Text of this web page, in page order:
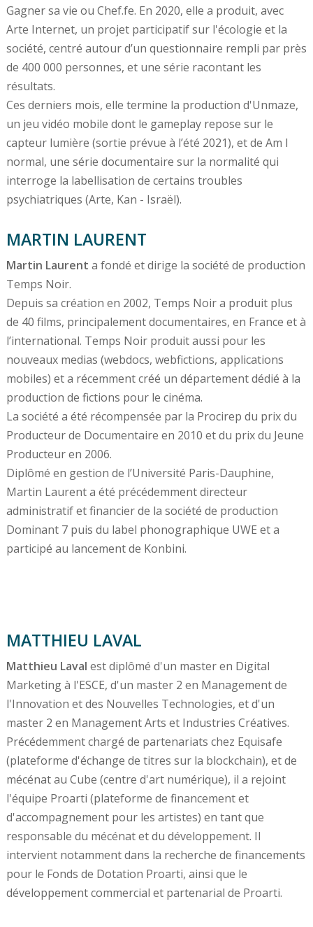
Gagner sa vie ou Chef.fe. En 2020, elle a produit, avec
Arte Internet, un projet participatif sur l'écologie et la
société, centré autour d’un questionnaire rempli par près
de 400 000 personnes, et une série racontant les
résultats.
Ces derniers mois, elle termine la production d'Unmaze,
un jeu vidéo mobile dont le gameplay repose sur le
capteur lumière (sortie prévue à l’été 2021), et de Am I
normal, une série documentaire sur la normalité qui
interroge la labellisation de certains troubles
psychiatriques (Arte, Kan - Israël).
MARTIN LAURENT
Martin Laurent a fondé et dirige la société de production
Temps Noir.
Depuis sa création en 2002, Temps Noir a produit plus
de 40 films, principalement documentaires, en France et à
l’international. Temps Noir produit aussi pour les
nouveaux medias (webdocs, webfictions, applications
mobiles) et a récemment créé un département dédié à la
production de fictions pour le cinéma.
La société a été récompensée par la Procirep du prix du
Producteur de Documentaire en 2010 et du prix du Jeune
Producteur en 2006.
Diplômé en gestion de l’Université Paris-Dauphine,
Martin Laurent a été précédemment directeur
administratif et financier de la société de production
Dominant 7 puis du label phonographique UWE et a
participé au lancement de Konbini.
MATTHIEU LAVAL
Matthieu Laval est diplômé d'un master en Digital
Marketing à l'ESCE, d'un master 2 en Management de
l'Innovation et des Nouvelles Technologies, et d'un
master 2 en Management Arts et Industries Créatives.
Précédemment chargé de partenariats chez Equisafe
(plateforme d'échange de titres sur la blockchain), et de
mécénat au Cube (centre d'art numérique), il a rejoint
l'équipe Proarti (plateforme de financement et
d'accompagnement pour les artistes) en tant que
responsable du mécénat et du développement. Il
intervient notamment dans la recherche de financements
pour le Fonds de Dotation Proarti, ainsi que le
développement commercial et partenarial de Proarti.